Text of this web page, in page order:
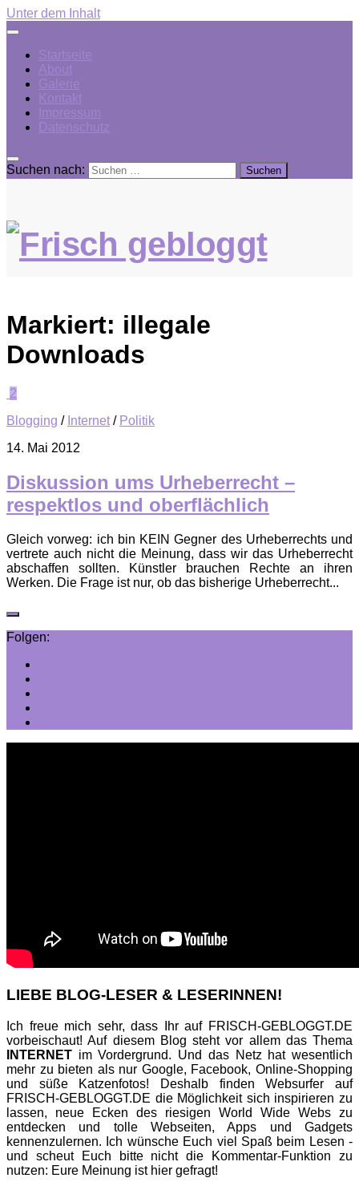
Unter dem Inhalt
Startseite
About
Galerie
Kontakt
Impressum
Datenschutz
Suchen nach:
Markiert: illegale
Downloads
2
Blogging / Internet/ Politik
14. Mai 2012
Diskussion ums Urheberrecht –
respektlos und oberflächlich
Gleich vorweg: ich bin KEIN Gegner des Urheberrechts und
vertrete auch nicht die Meinung, dass wir das Urheberrecht
abschaffen sollten. Künstler brauchen Rechte an ihren
Werken. Die Frage ist nur, ob das bisherige Urheberrecht...
Folgen:
LIEBE BLOG-LESER & LESERINNEN!
Ich freue mich sehr, dass Ihr auf FRISCH-GEBLOGGT.DE
vorbeischaut! Auf diesem Blog steht vor allem das Thema
INTERNET im Vordergrund. Und das Netz hat wesentlich
mehr zu bieten als nur Google, Facebook, Online-Shopping
und süße Katzenfotos! Deshalb finden Websurfer auf
FRISCH-GEBLOGGT.DE die Möglichkeit sich inspirieren zu
lassen, neue Ecken des riesigen World Wide Webs zu
entdecken und tolle Webseiten, Apps und Gadgets
kennenzulernen. Ich wünsche Euch viel Spaß beim Lesen -
und scheut Euch bitte nicht die Kommentar-Funktion zu
nutzen: Eure Meinung ist hier gefragt!